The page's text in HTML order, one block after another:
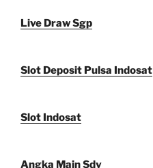
Live Draw Sgp
Slot Deposit Pulsa Indosat
Slot Indosat
Angka Main Sdy